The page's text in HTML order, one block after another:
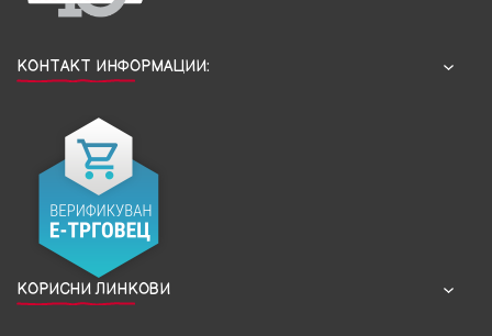
КОНТАКТ ИНФОРМАЦИИ:
КОРИСНИ ЛИНКОВИ